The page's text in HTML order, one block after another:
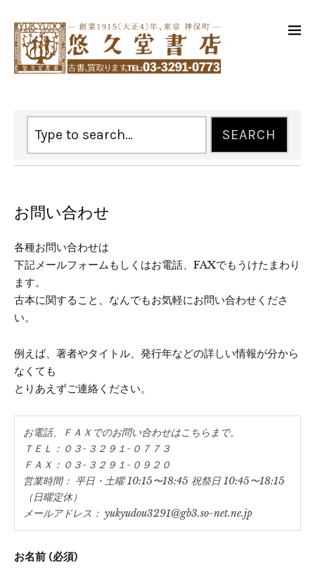
お問い合わせ
各種お問い合わせは
下記メールフォームもしくはお電話、FAXでもうけたまわり
ます。
古本に関すること、なんでもお気軽にお問い合わせくださ
い。
例えば、著者やタイトル、発行年などの詳しい情報が分から
なくても
とりあえずご連絡ください。
お電話、ＦＡＸでのお問い合わせはこちらまで。
ＴＥＬ：０３-３２９１-０７７３
ＦＡＸ：０３-３２９１-０９２０
営業時間： 平日・土曜 10:15〜18:45 祝祭日 10:45〜18:15
（日曜定休）
メールアドレス： yukyudou3291@gb3.so-net.ne.jp
お名前 (必須)